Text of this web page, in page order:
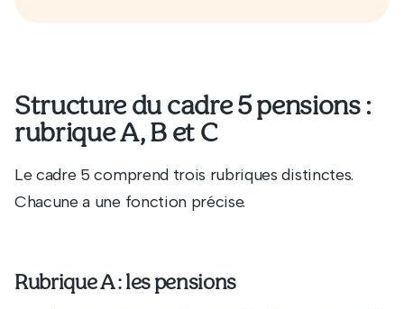
Structure du cadre 5 pensions :
rubrique A, B et C
Le cadre 5 comprend trois rubriques distinctes.
Chacune a une fonction précise.
Rubrique A : les pensions